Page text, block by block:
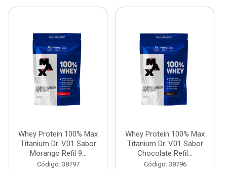
Whey Protein 100% Max
Titanium Dr. V01 Sabor
Morango Refil 9...
Código: 38797
Whey Protein 100% Max
Titanium Dr. V01 Sabor
Chocolate Refil...
Código: 38796